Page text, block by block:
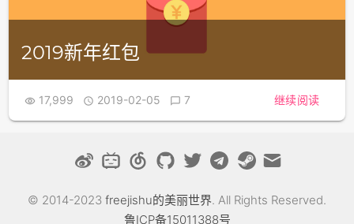
2019新年红包
 17,999  2019-02-05  7 继续阅读
© 2014-2023 freejishu的美丽世界 . All Rights Reserved.
鲁ICP备15011388号